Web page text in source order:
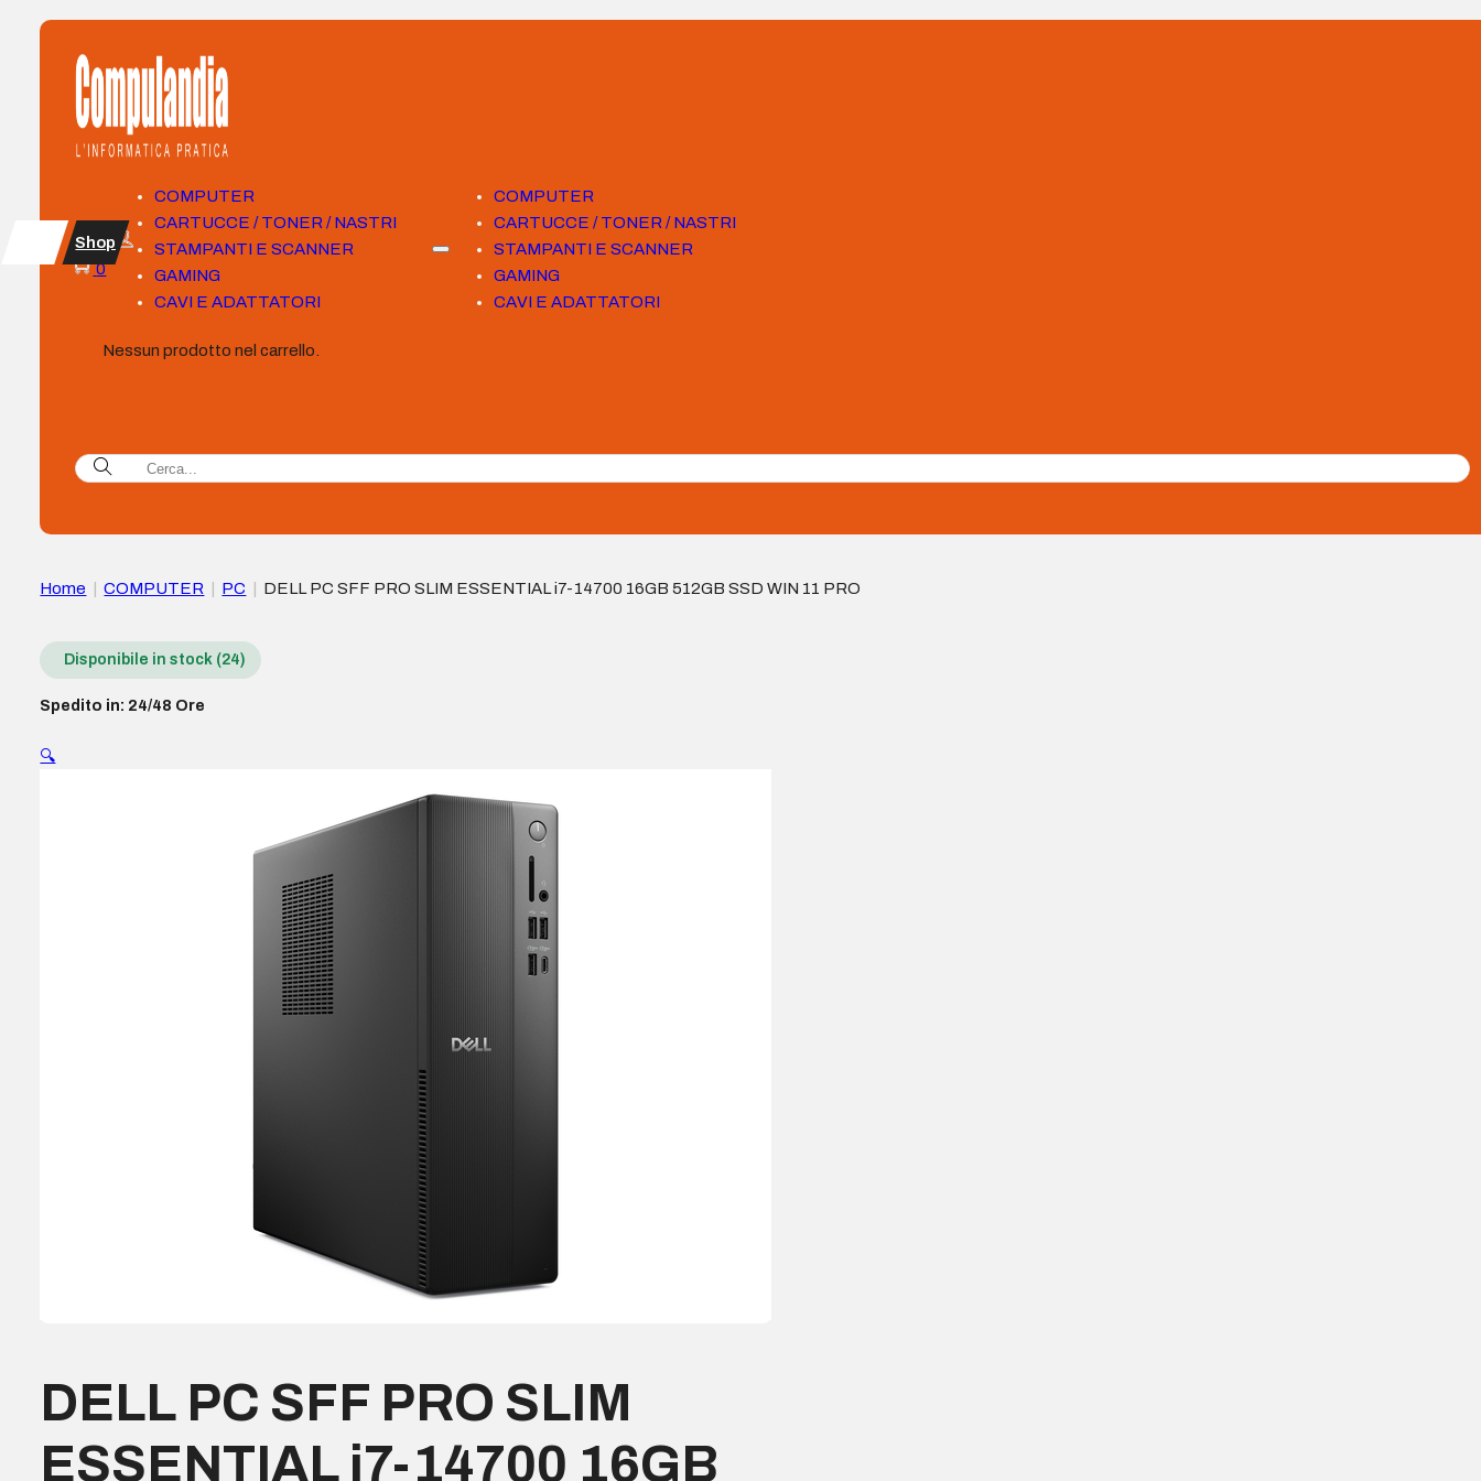
COMPUTER
CARTUCCE / TONER / NASTRI
STAMPANTI E SCANNER
GAMING
CAVI E ADATTATORI
COMPUTER
CARTUCCE / TONER / NASTRI
STAMPANTI E SCANNER
GAMING
CAVI E ADATTATORI
Shop
0
Nessun prodotto nel carrello.
Home COMPUTER PC DELL PC SFF PRO SLIM ESSENTIAL i7-14700 16GB 512GB SSD WIN 11 PRO
Disponibile in stock (24)
Spedito in: 24/48 Ore
🔍
DELL PC SFF PRO SLIM
ESSENTIAL i7-14700 16GB